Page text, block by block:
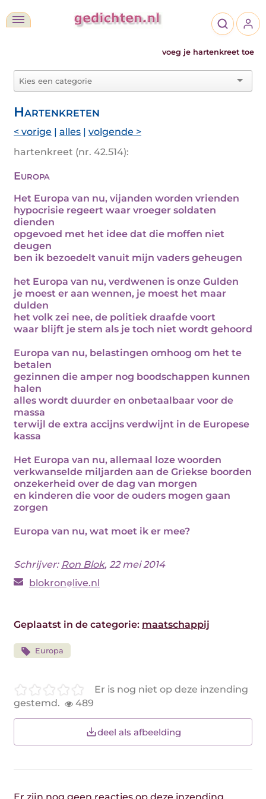
voeg je hartenkreet toe
Hartenkreten
< vorige | alles | volgende >
hartenkreet (nr. 42.514):
Europa
Het Europa van nu, vijanden worden vrienden
hypocrisie regeert waar vroeger soldaten
dienden
opgevoed met het idee dat die moffen niet
deugen
ben ik bezoedelt vanuit mijn vaders geheugen
het Europa van nu, verdwenen is onze Gulden
je moest er aan wennen, je moest het maar
dulden
het volk zei nee, de politiek draafde voort
waar blijft je stem als je toch niet wordt gehoord
Europa van nu, belastingen omhoog om het te
betalen
gezinnen die amper nog boodschappen kunnen
halen
alles wordt duurder en onbetaalbaar voor de
massa
terwijl de extra accijns verdwijnt in de Europese
kassa
Het Europa van nu, allemaal loze woorden
verkwanselde miljarden aan de Griekse boorden
onzekerheid over de dag van morgen
en kinderen die voor de ouders mogen gaan
zorgen
Europa van nu, wat moet ik er mee?
Schrijver: Ron Blok, 22 mei 2014
blokron live.nl
Geplaatst in de categorie: maatschappij
Europa
Er is nog niet op deze inzending
gestemd.
489
deel als afbeelding